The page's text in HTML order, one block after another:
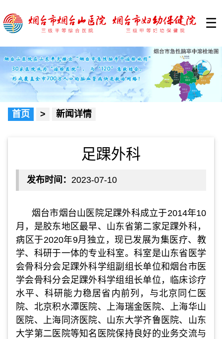
☰
首页 > 新闻详情
足踝外科
发布时间： 2023-07-10
烟台市烟台山医院足踝外科成立于2014年10
月，是胶东地区最早、山东省第二家足踝外科，
病区于2020年9月独立，现已发展为集医疗、教
学、科研于一体的专业科室。科室是山东省医学
会骨科分会足踝外科学组副组长单位和烟台市医
学会骨科分会足踝外科学组组长单位，临床诊疗
水平、科研能力稳居省内前列，与北京同仁医
院、北京积水潭医院、上海瑞金医院、上海华山
医院、上海同济医院、山东大学齐鲁医院、山东
大学第二医院等知名医院保持良好的业务交流与